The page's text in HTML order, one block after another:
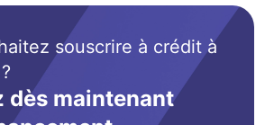
souscrire à crédit à
dès maintenant